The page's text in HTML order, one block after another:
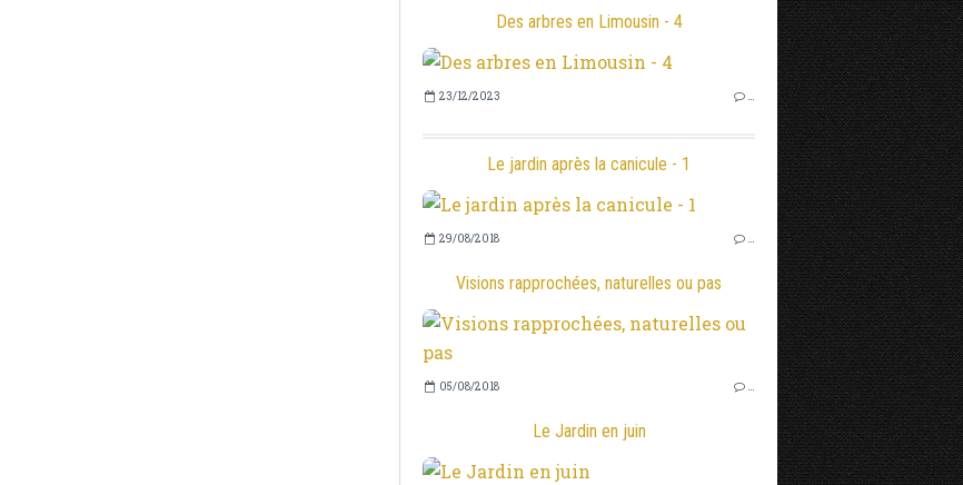
Des arbres en Limousin - 4
23/12/2023 …
Le jardin après la canicule - 1
29/08/2018 …
Visions rapprochées, naturelles ou pas
05/08/2018 …
Le Jardin en juin